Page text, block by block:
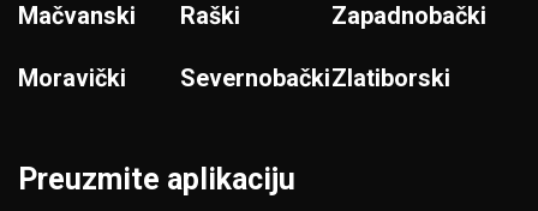
Mačvanski
Moravički
Raški
Severnobački
Zapadnobački
Zlatiborski
Preuzmite aplikaciju